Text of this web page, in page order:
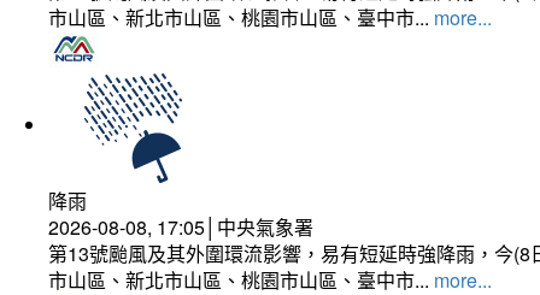
市山區、新北市山區、桃園市山區、臺中市... more...
降雨
2026-08-08, 17:05│中央氣象署
第13號颱風及其外圍環流影響，易有短延時強降雨，今
市山區、新北市山區、桃園市山區、臺中市... more...